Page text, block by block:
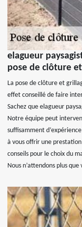
elagueur
pose de clôture
La pose de clôture et
effet conseillé de faire
Sachez que elagueur
Notre équipe peut
suffisamment
à vous offrir une
conseils pour le choix du
Nous n’attendons plus